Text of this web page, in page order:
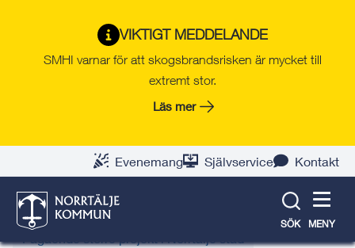
VIKTIGT MEDDELANDE
SMHI varnar för att skogsbrandsrisken är mycket till
extremt stor.
Läs mer
Evenemang Självservice Kontakt
SÖK MENY
Fördjupning av
översiktsplanen för
Norrtälje stad
Utvecklingsområden